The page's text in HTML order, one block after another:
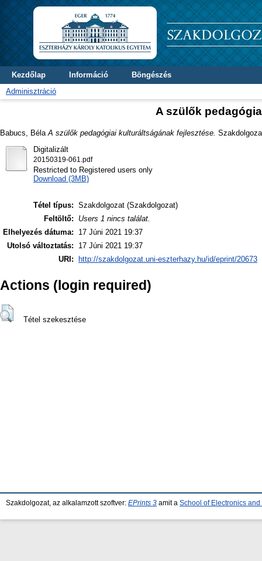
Kezdőlap Információ
Böngészés
Adminisztráció
A szülők
Babucs, Béla A szülők pedagógiai kulturáltságának fejlesztése.
Digitalizált
20150319-061.pdf
Restricted to Registered users only
Download (3MB)
Tétel típus: Szakdolgozat (Szakdolgozat)
Feltöltő:
Users 1 nincs találat.
Elhelyezés dátuma:
17 Júni 2021 19:37
Utolsó változtatás:
17 Júni 2021 19:37
URI:
http://szakdolgozat.uni-eszterhazy.hu/id/eprint/20673
Actions (login required)
Tétel szekesztése
Szakdolgozat, az alkalamzott szoftver: EPrints 3 amit a School of Electronics